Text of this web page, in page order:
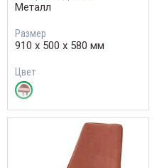
Металл
Размер
910 х 500 х 580 мм
Цвет